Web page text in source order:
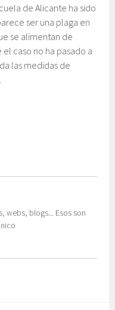
de Alicante ha sido
ser una plaga en
se alimentan de
caso no ha pasado a
las medidas de
webs, blogs... Esos son